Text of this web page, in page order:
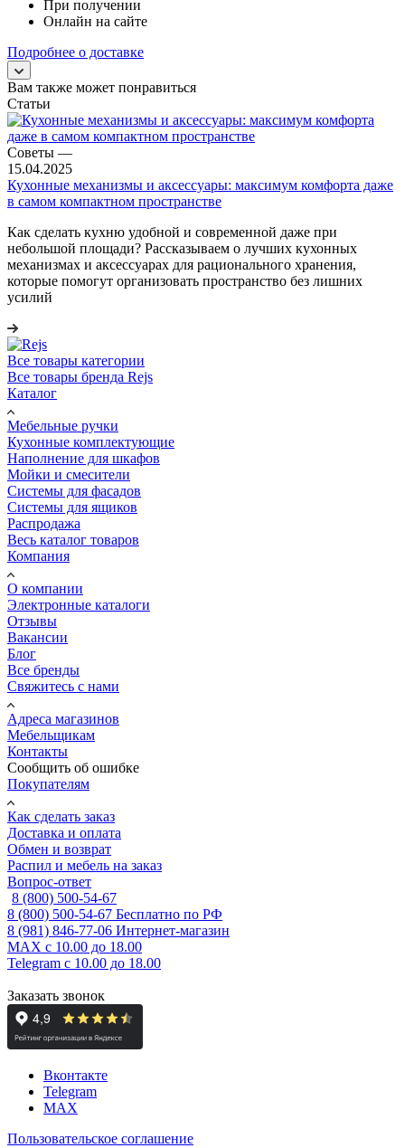
При получении
Онлайн на сайте
Подробнее о доставке
Вам также может понравиться
Статьи
Советы —
15.04.2025
Кухонные механизмы и аксессуары: максимум комфорта даже
в самом компактном пространстве
Как сделать кухню удобной и современной даже при
небольшой площади? Рассказываем о лучших кухонных
механизмах и аксессуарах для рационального хранения,
которые помогут организовать пространство без лишних
усилий
Все товары категории
Все товары бренда Rejs
Каталог
Мебельные ручки
Кухонные комплектующие
Наполнение для шкафов
Мойки и смесители
Системы для фасадов
Системы для ящиков
Распродажа
Весь каталог товаров
Компания
О компании
Электронные каталоги
Отзывы
Вакансии
Блог
Все бренды
Свяжитесь с нами
Адреса магазинов
Мебельщикам
Контакты
Сообщить об ошибке
Покупателям
Как сделать заказ
Доставка и оплата
Обмен и возврат
Распил и мебель на заказ
Вопрос-ответ
8 (800) 500-54-67
8 (800) 500-54-67 Бесплатно по РФ
8 (981) 846-77-06 Интернет-магазин
MAX с 10.00 до 18.00
Telegram с 10.00 до 18.00
Заказать звонок
Вконтакте
Telegram
MAX
Пользовательское соглашение